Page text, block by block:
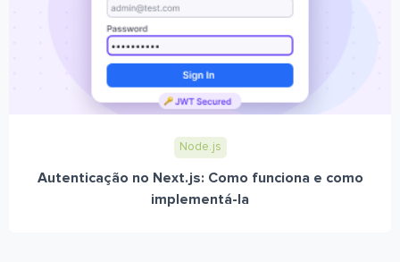
Node.js
Autenticação no Next.js: Como funciona e como
implementá-la